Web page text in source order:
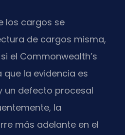
los cargos se
de cargos misma,
el Commonwealth’s
la evidencia es
un defecto procesal
la
más adelante en el